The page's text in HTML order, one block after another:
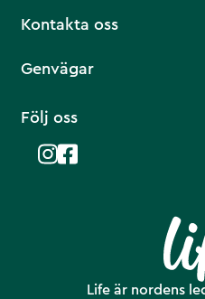
Life är nordens
Kontakta oss
Genvägar
Följ oss